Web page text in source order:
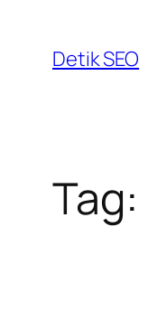
content
Detik SEO
Tag: